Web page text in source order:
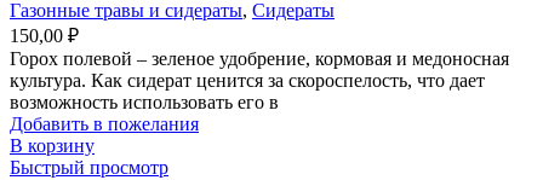
Газонные травы и сидераты, Сидераты
150,00 ₽
Горох полевой – зеленое удобрение, кормовая и медоносная
культура. Как сидерат ценится за скороспелость, что дает
возможность использовать его в
Добавить в пожелания
В корзину
Быстрый просмотр